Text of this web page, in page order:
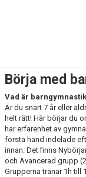
Börja med
Vad är
Är du snart 7 år eller
helt rätt! Här börjar du
har erfarenhet av
första hand indelade
innan. Det finns
och Avancerad grupp
Grupperna tränar 1h till